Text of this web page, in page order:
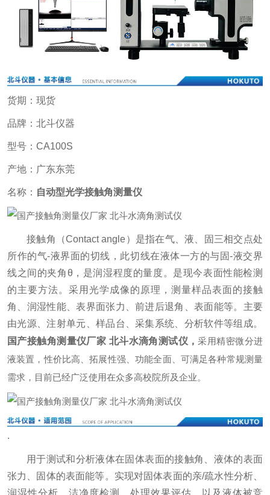
货期：现货
品牌：北斗仪器
型号：CA100S
产地：广东东莞
名称： 自动型光学接触角测量仪
接触角（Contact angle）是指在气、液、固三相交点处
所作的气-液界面的切线，此切线在液体一方的与固-液交界
线之间的夹角θ，是润湿程度的量度。是现今表面性能检测
的主要方法。采用光学成像的原理，测量样品表面的接触
角、润湿性能、表界面张力、前进后退角、表面能等。主要
由光源、注射单元、样品台、采集系统、分析软件等组成。
国产接触角测量仪厂家 北斗水滴角测试仪 ，采用精密微分进
液装置，性价比高、拓展性强、功能全面、可满足各种常规测量
需求，目前已经广泛使用在众多高校院所及企业。
.
用于测试和分析液体在固体表面的接触角、液体的表面
张力、固体的表面能等。实现对固体表面的亲/疏水性分析、